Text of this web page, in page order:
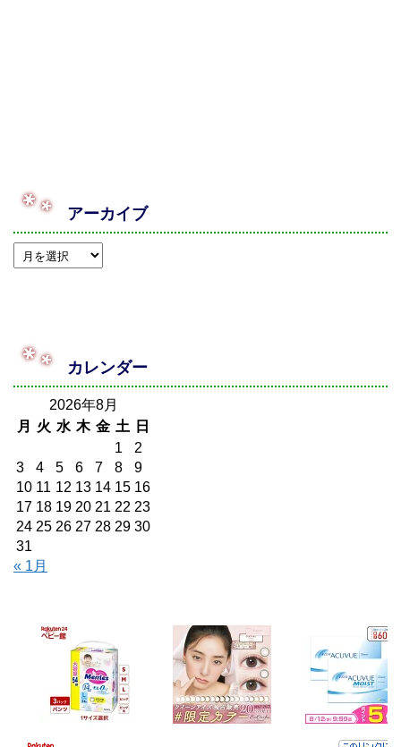
アーカイブ
カレンダー
2026年8月
月
火 水 木 金 土 日
1
2
3
4 5 6 7 8
9
10 11 12 13 14 15 16
17 18 19 20 21 22 23
24 25 26 27 28 29 30
31
« 1月